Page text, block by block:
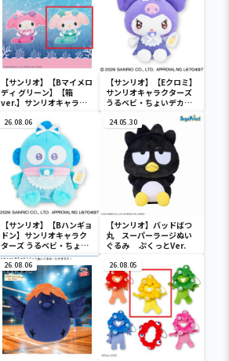
【サンリオ】【Bマイメロ
ディ グリーン】【箱
ver.】サンリオキャラク
SOFVIMATES～マイメロ
ディ マーメイドver. ～
【サンリオ】【Eクロミ】
サンリオキャラクターズ
うるベビ・ちょいデカド
26.08.06
【サンリオ】【Bハンギョ
ドン】サンリオキャラク
ターズ うるベビ・ちょい
デカドール
24.05.30
【サンリオ】バッドばつ
丸 スーパーラージぬい
ぐるみ ぷくっとVer.
26.08.06 26.08.05